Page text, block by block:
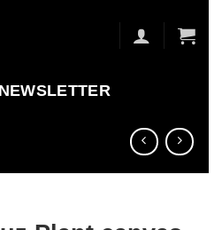
NEWSLETTER